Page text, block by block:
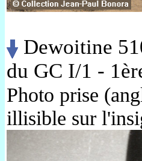
Dewoitine
du GC I/1 -
Photo prise
illisible sur